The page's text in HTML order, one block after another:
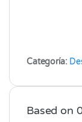
Categoría:
Based on